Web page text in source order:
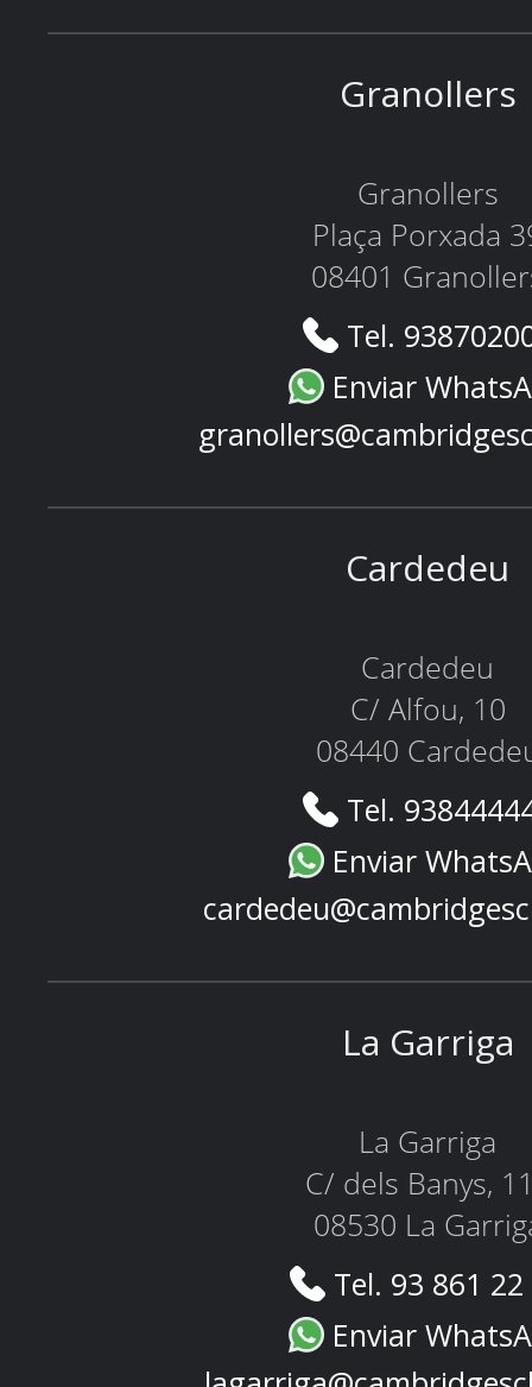
Granollers
Granollers
Plaça Porxada
08401
Tel.
Enviar
Cardedeu
Cardedeu
C/ Alfou, 10
08440
Tel.
Enviar
La Garriga
La Garriga
C/ dels Banys,
08530 La
Tel. 93 861
Enviar